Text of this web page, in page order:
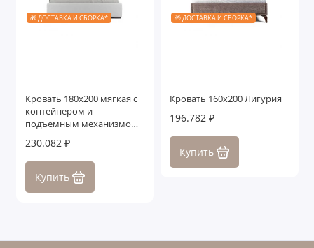
🎁 ДОСТАВКА И СБОРКА*
Кровать 180x200 мягкая c
контейнером и
подъемным механизмом
230.082 ₽
Купить
🎁 ДОСТАВКА И СБОРКА*
Кровать 160x200 Лигурия
196.782 ₽
Купить